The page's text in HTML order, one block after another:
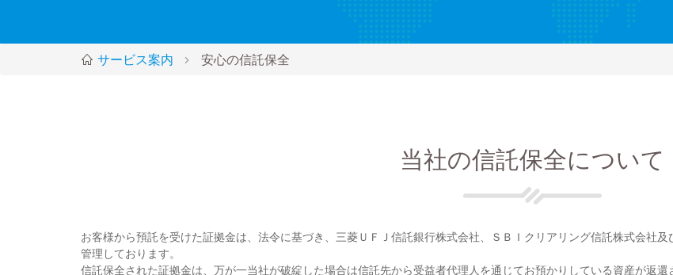
サービス案内 安心の信託保全
当社の信託保全について
お客様から預託を受けた証拠金は、法令に基づき、三菱ＵＦＪ信託銀行株式会社、ＳＢＩクリアリング信託株式会社
管理しております。
信託保全された証拠金は、万が一当社が破綻した場合は信託先から受益者代理人を通じてお預かりしている資産が返